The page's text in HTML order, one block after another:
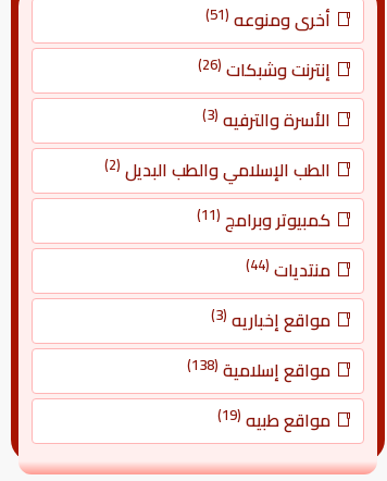
أخرى ومنوعه (51)
إنترنت وشبكات (26)
الأسرة والترفيه (3)
الطب الإسلامي والطب البديل (2)
كمبيوتر وبرامج (11)
منتديات (44)
مواقع إخباريه (3)
مواقع إسلامية (138)
مواقع طبيه (19)